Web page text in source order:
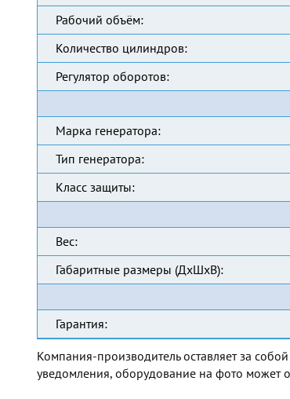
Рабочий объём:
Количество цилиндров:
Регулятор оборотов:
Марка генератора:
Тип генератора:
Класс защиты:
Вес:
Габаритные размеры (ДхШхВ):
Гарантия:
Компания-производитель оставляет за
уведомления, оборудование на фото может